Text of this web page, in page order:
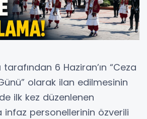
tarafından 6 Haziran’ın “Ceza
olarak ilan edilmesinin
ilk kez düzenlenen
infaz personellerinin özverili